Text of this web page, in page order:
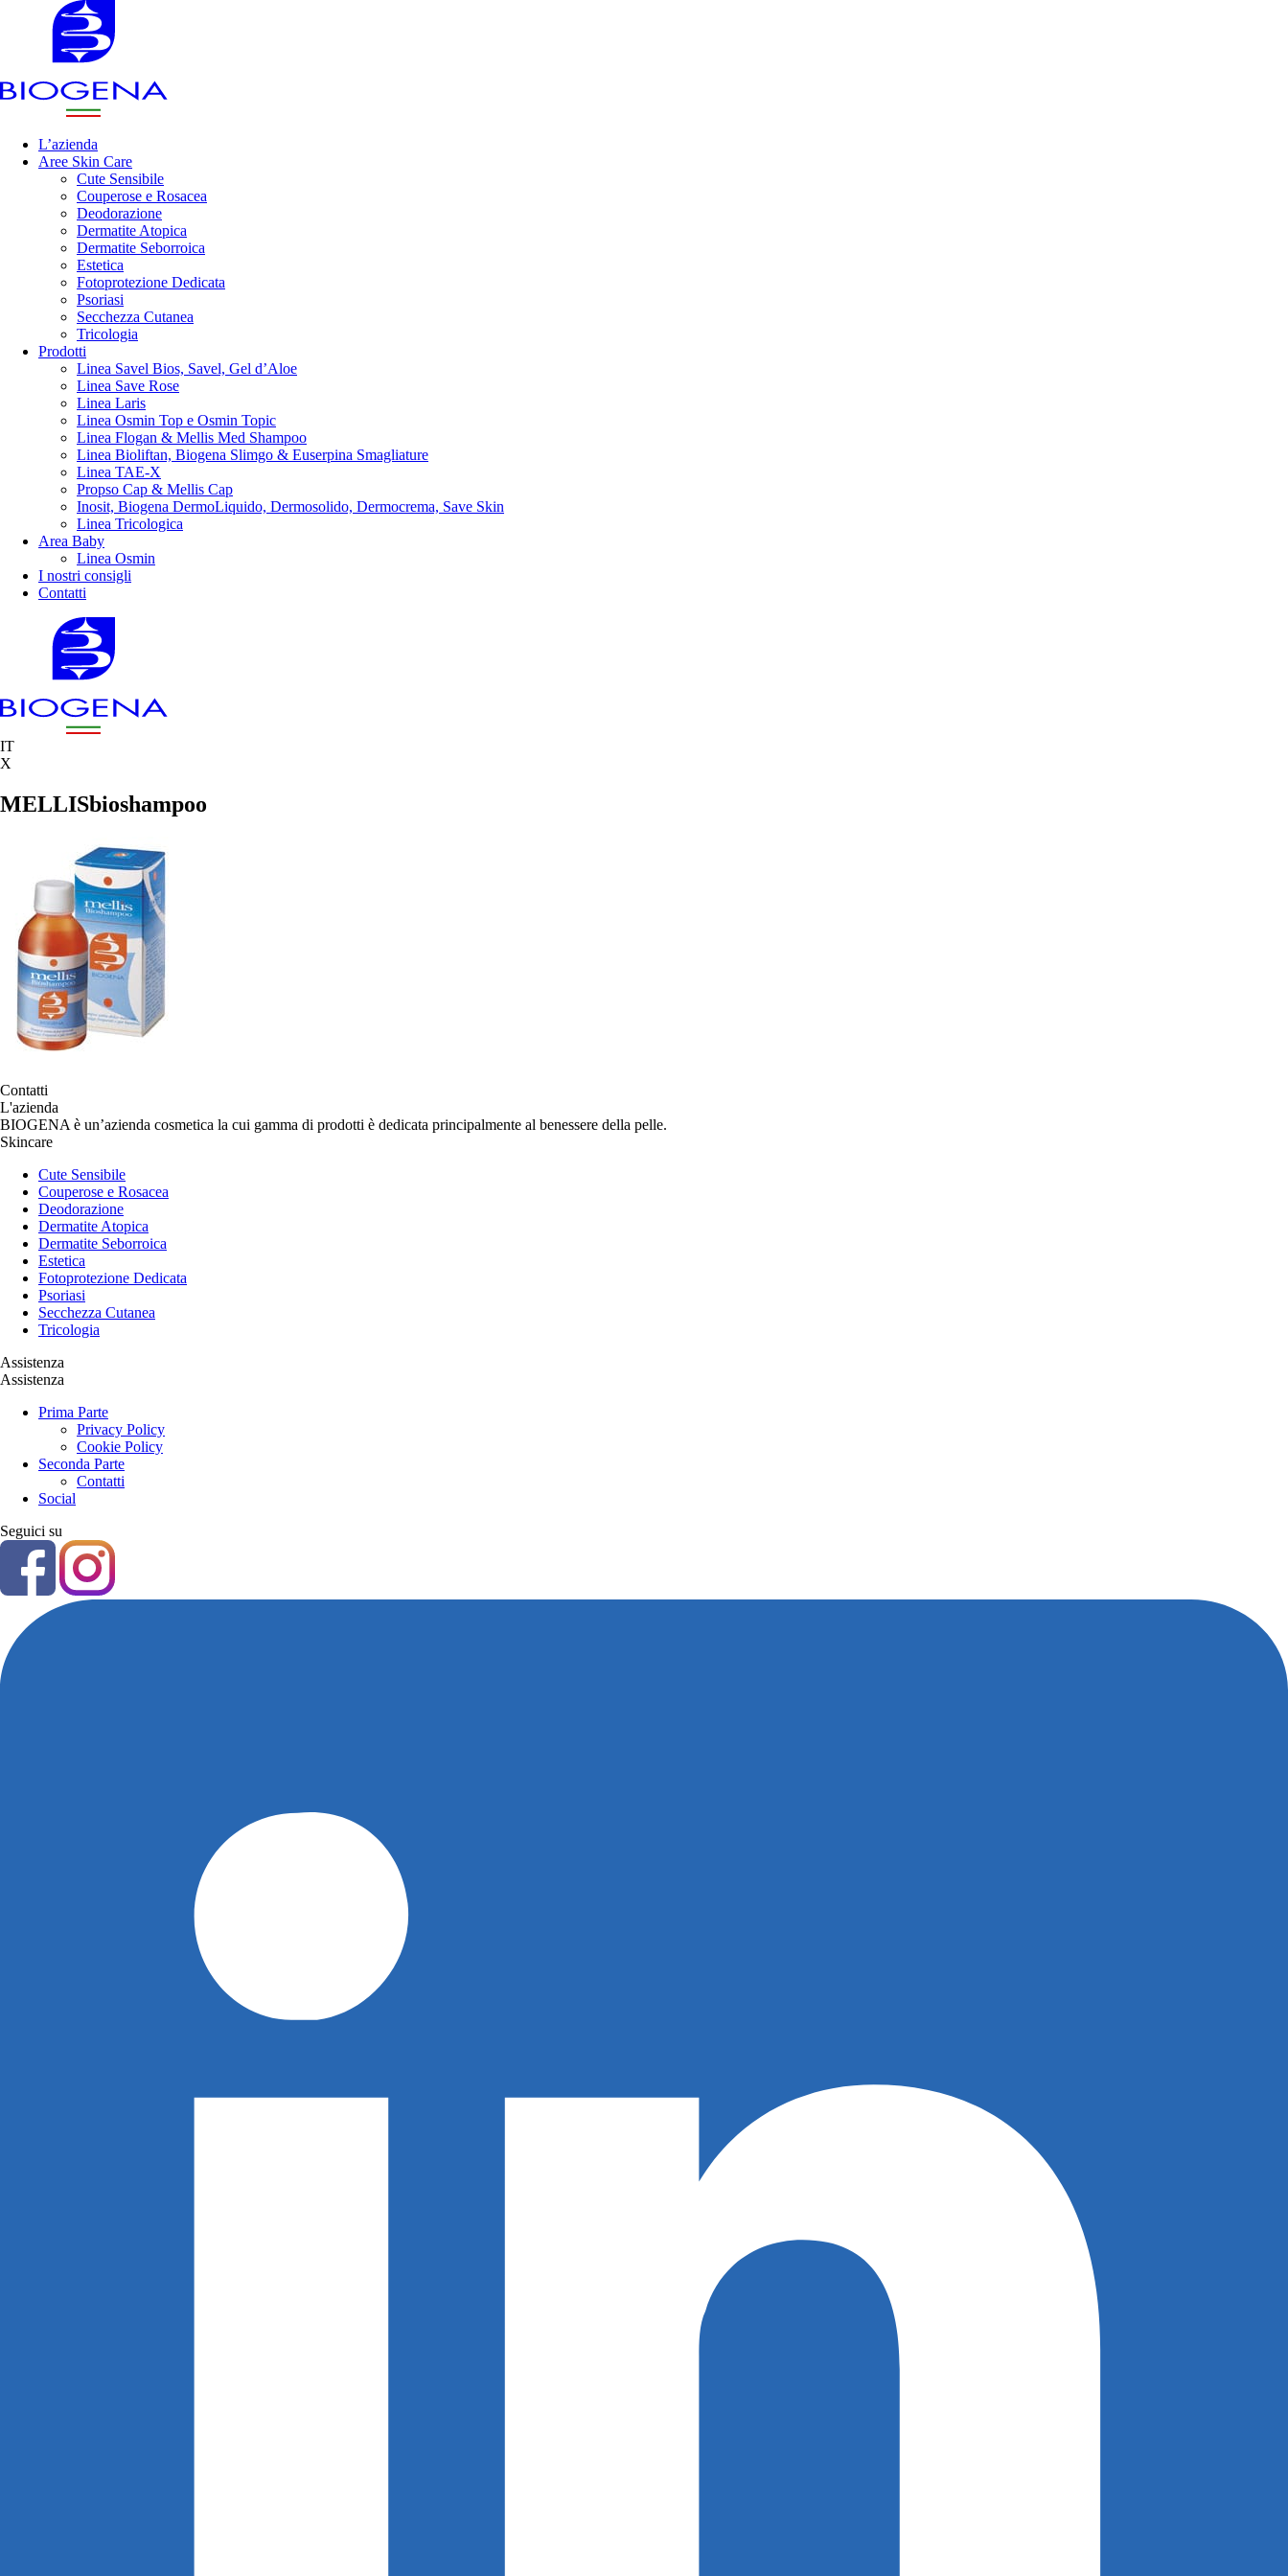
L’azienda
Aree Skin Care
Cute Sensibile
Couperose e Rosacea
Deodorazione
Dermatite Atopica
Dermatite Seborroica
Estetica
Fotoprotezione Dedicata
Psoriasi
Secchezza Cutanea
Tricologia
Prodotti
Linea Savel Bios, Savel, Gel d’Aloe
Linea Save Rose
Linea Laris
Linea Osmin Top e Osmin Topic
Linea Flogan & Mellis Med Shampoo
Linea Bioliftan, Biogena Slimgo & Euserpina Smagliature
Linea TAE-X
Propso Cap & Mellis Cap
Inosit, Biogena DermoLiquido, Dermosolido, Dermocrema, Save Skin
Linea Tricologica
Area Baby
Linea Osmin
I nostri consigli
Contatti
IT
X
MELLISbioshampoo
Contatti
L'azienda
BIOGENA è un’azienda cosmetica la cui gamma di prodotti è dedicata principalmente al benessere della pelle.
Skincare
Cute Sensibile
Couperose e Rosacea
Deodorazione
Dermatite Atopica
Dermatite Seborroica
Estetica
Fotoprotezione Dedicata
Psoriasi
Secchezza Cutanea
Tricologia
Assistenza
Assistenza
Prima Parte
Privacy Policy
Cookie Policy
Seconda Parte
Contatti
Social
Seguici su